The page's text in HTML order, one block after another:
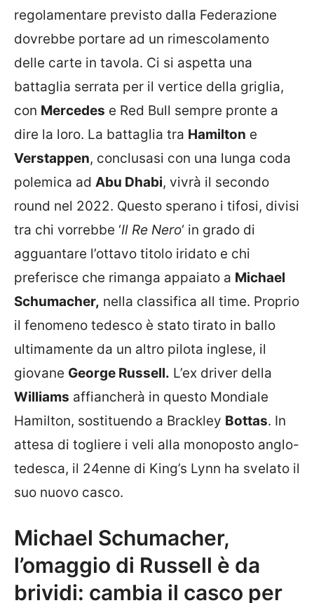
regolamentare previsto dalla Federazione
dovrebbe portare ad un rimescolamento
delle carte in tavola. Ci si aspetta una
battaglia serrata per il vertice della griglia,
con Mercedes e Red Bull sempre pronte a
dire la loro. La battaglia tra Hamilton e
Verstappen, conclusasi con una lunga coda
polemica ad Abu Dhabi, vivrà il secondo
round nel 2022. Questo sperano i tifosi, divisi
tra chi vorrebbe ‘Il Re Nero‘ in grado di
agguantare l’ottavo titolo iridato e chi
preferisce che rimanga appaiato a Michael
Schumacher, nella classifica all time. Proprio
il fenomeno tedesco è stato tirato in ballo
ultimamente da un altro pilota inglese, il
giovane George Russell. L’ex driver della
Williams affiancherà in questo Mondiale
Hamilton, sostituendo a Brackley Bottas. In
attesa di togliere i veli alla monoposto anglo-
tedesca, il 24enne di King’s Lynn ha svelato il
suo nuovo casco.
Michael Schumacher,
l’omaggio di Russell è da
brividi: cambia il casco per